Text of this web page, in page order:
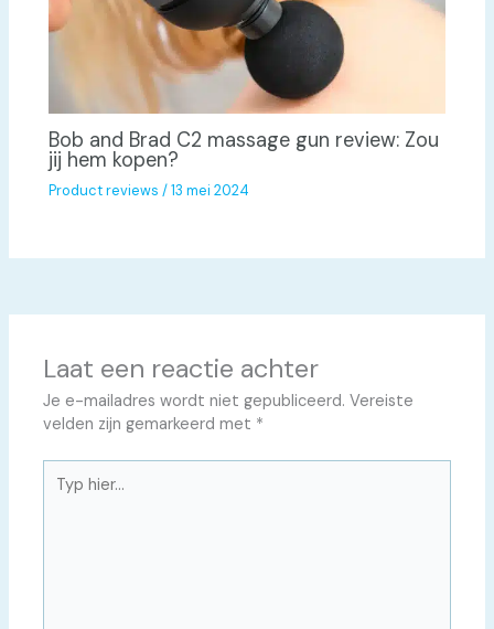
Bob and Brad C2 massage gun review: Zou
jij hem kopen?
Product reviews /13 mei 2024
Laat een reactie achter
Je e-mailadres wordt niet gepubliceerd. Vereiste
velden zijn gemarkeerd met *
hier...